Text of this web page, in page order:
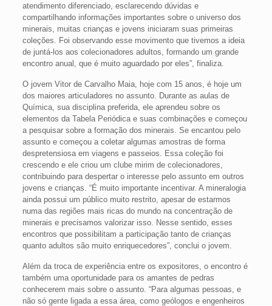
atendimento diferenciado, esclarecendo dúvidas e
compartilhando informações importantes sobre o universo dos
minerais, muitas crianças e jovens iniciaram suas primeiras
coleções. Foi observando esse movimento que tivemos a ideia
de juntá-los aos colecionadores adultos, formando um grande
encontro anual, que é muito aguardado por eles”, finaliza.
O jovem Vitor de Carvalho Maia, hoje com 15 anos, é hoje um
dos maiores articuladores no assunto. Durante as aulas de
Química, sua disciplina preferida, ele aprendeu sobre os
elementos da Tabela Periódica e suas combinações e começou
a pesquisar sobre a formação dos minerais. Se encantou pelo
assunto e começou a coletar algumas amostras de forma
despretensiosa em viagens e passeios. Essa coleção foi
crescendo e ele criou um clube mirim de colecionadores,
contribuindo para despertar o interesse pelo assunto em outros
jovens e crianças. “É muito importante incentivar. A mineralogia
ainda possui um público muito restrito, apesar de estarmos
numa das regiões mais ricas do mundo na concentração de
minerais e precisamos valorizar isso. Nesse sentido, esses
encontros que possibilitam a participação tanto de crianças
quanto adultos são muito enriquecedores”, conclui o jovem.
Além da troca de experiência entre os expositores, o encontro é
também uma oportunidade para os amantes de pedras
conhecerem mais sobre o assunto. “Para algumas pessoas, e
não só gente ligada a essa área, como geólogos e engenheiros